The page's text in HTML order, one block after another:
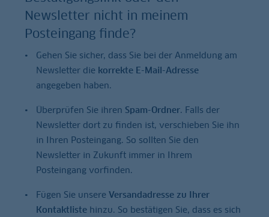
Newsletter nicht in meinem
Posteingang finde?
Gehen Sie sicher, dass Sie bei der Anmeldung am
Newsletter die korrekte E-Mail-Adresse
angegeben haben.
Überprüfen Sie ihren Spam-Ordner. Falls der
Newsletter dort zu finden ist, verschieben Sie ihn
in Ihren Posteingang. So sollten Sie den
Newsletter in Zukunft immer in Ihrem
Posteingang vorfinden.
Fügen Sie unsere Versandadresse zu Ihrer
Kontaktliste hinzu. So bestätigen Sie, dass es sich